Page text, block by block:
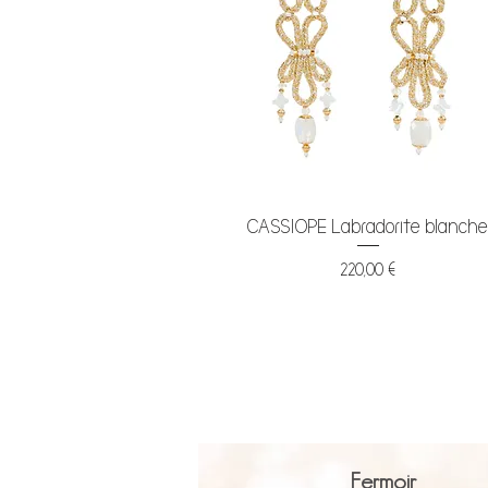
Aperçu rapide
CASSIOPE Labradorite blanche
Prix
220,00 €
Fermoir